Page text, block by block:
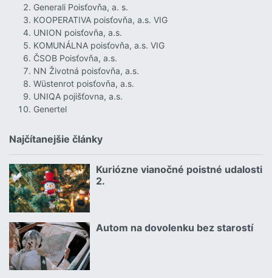
Generali Poisťovňa, a. s.
KOOPERATIVA poisťovňa, a.s. VIG
UNION poisťovňa, a.s.
KOMUNÁLNA poisťovňa, a.s. VIG
ČSOB Poisťovňa, a.s.
NN Životná poisťovňa, a.s.
Wüstenrot poisťovňa, a.s.
UNIQA pojišťovna, a.s.
Genertel
Najčítanejšie články
Kuriózne vianočné poistné udalosti
2.
18.12.2024 | | redakcia
Autom na dovolenku bez starostí
02.07.2026 |